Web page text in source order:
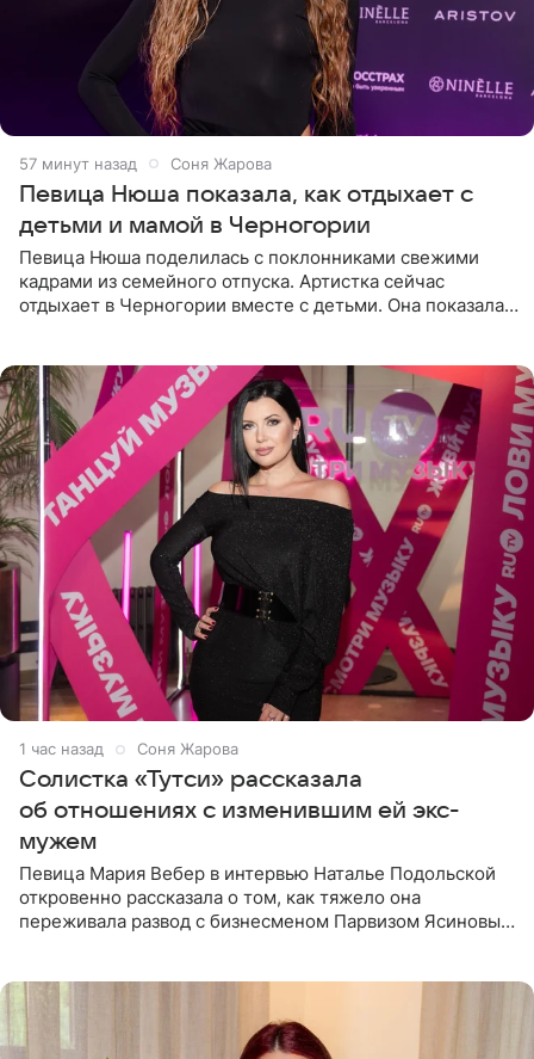
57 минут назад Соня Жарова
Певица Нюша показала, как отдыхает с
детьми и мамой в Черногории
Певица Нюша поделилась с поклонниками свежими
кадрами из семейного отпуска. Артистка сейчас
отдыхает в Черногории вместе с детьми. Она показала,
1 час назад Соня Жарова
Солистка «Тутси» рассказала
об отношениях с изменившим ей экс-
мужем
Певица Мария Вебер в интервью Наталье Подольской
откровенно рассказала о том, как тяжело она
переживала развод с бизнесменом Парвизом Ясиновым.